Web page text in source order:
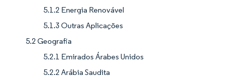
5.1.2 Energia Renovável
5.1.3 Outras Aplicações
5.2 Geografia
5.2.1 Emirados Árabes Unidos
5.2.2 Arábia Saudita